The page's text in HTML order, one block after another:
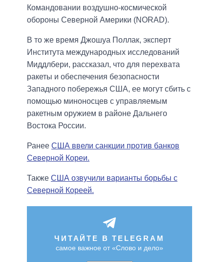
Командовании воздушно-космической
обороны Северной Америки (NORAD).
В то же время Джошуа Поллак, эксперт
Института международных исследований
Миддлбери, рассказал, что для перехвата
ракеты и обеспечения безопасности
Западного побережья США, ее могут сбить с
помощью миноносцев с управляемым
ракетным оружием в районе Дальнего
Востока России.
Ранее США ввели санкции против банков
Северной Кореи.
Также США озвучили варианты борьбы с
Северной Кореей.
ЧИТАЙТЕ В TELEGRAM
самое важное от «Слово и дело»